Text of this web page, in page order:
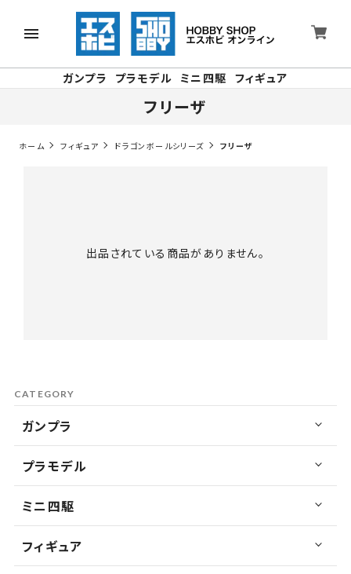
ガンプラ プラモデル ミニ四駆 フィギュア
フリーザ
ホーム フィギュア ドラゴンボールシリーズ フリーザ
出品されている商品がありません。
CATEGORY
ガンプラ
プラモデル
ミニ四駆
フィギュア